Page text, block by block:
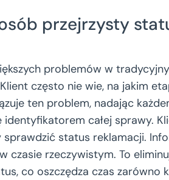
przejrzysty
problemów w
często nie wie, na jakim
ten problem, nadając
identyfikatorem całej sprawy.
sprawdzić status reklamacji.
czasie rzeczywistym. To
co oszczędza czas zarówno